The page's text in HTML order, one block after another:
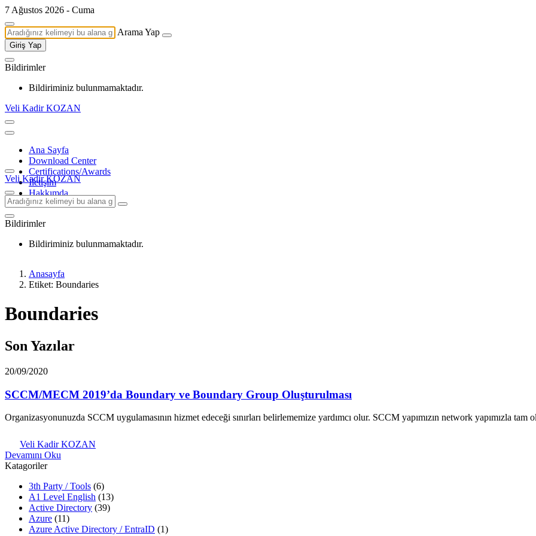
7 Ağustos 2026 - Cuma
Arama Yap
Giriş Yap
Bildirimler
Bildiriminiz bulunmamaktadır.
Veli Kadir KOZAN
Ana Sayfa
Download Center
Certifications/Awards
İletişim
Hakkımda
Veli Kadir KOZAN
Bildirimler
Bildiriminiz bulunmamaktadır.
Anasayfa
Etiket: Boundaries
Boundaries
Son Yazılar
20/09/2020
SCCM/MECM 2019’da Boundary ve Boundary Group Oluşturulması
Organizasyonunuzda SCCM uygulamasının hizmet edeceği sınırları belirlememize yardımcı olur. SCCM yapımızın network yapımızla tam
Veli Kadir KOZAN
Devamını Oku
Katagoriler
3th Party / Tools (6)
A1 Level English (13)
Active Directory (39)
Azure (11)
Azure Active Directory / EntraID (1)